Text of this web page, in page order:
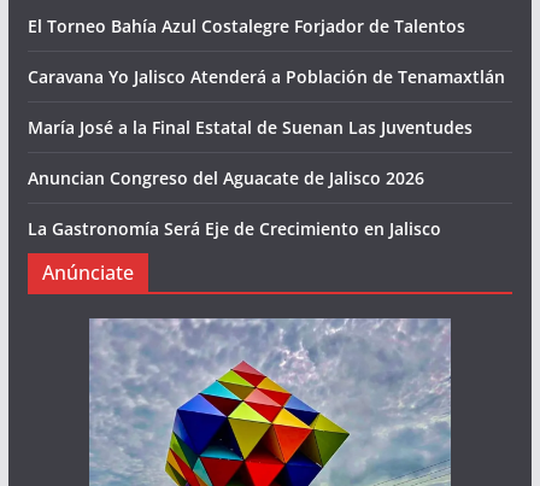
El Torneo Bahía Azul Costalegre Forjador de Talentos
Caravana Yo Jalisco Atenderá a Población de Tenamaxtlán
María José a la Final Estatal de Suenan Las Juventudes
Anuncian Congreso del Aguacate de Jalisco 2026
La Gastronomía Será Eje de Crecimiento en Jalisco
Anúnciate